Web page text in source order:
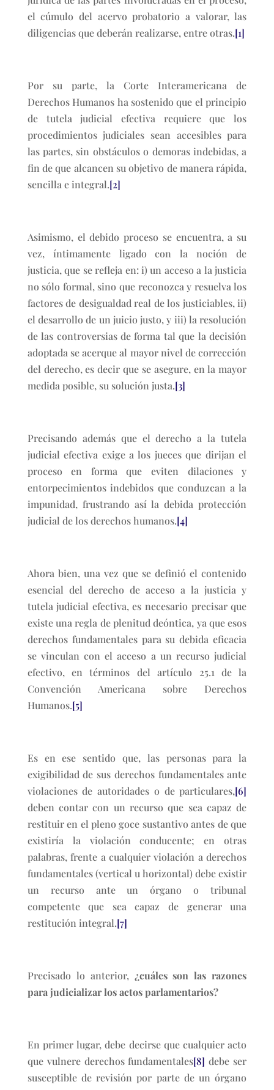
el cúmulo del acervo probatorio a valorar, las
diligencias que deberán realizarse, entre otras.[1]
Por su parte, la Corte Interamericana de
Derechos Humanos ha sostenido que el principio
de tutela judicial efectiva requiere que los
procedimientos judiciales sean accesibles para
las partes, sin obstáculos o demoras indebidas, a
fin de que alcancen su objetivo de manera rápida,
sencilla e integral.[2]
Asimismo, el debido proceso se encuentra, a su
vez, íntimamente ligado con la noción de
justicia, que se refleja en: i) un acceso a la justicia
no sólo formal, sino que reconozca y resuelva los
factores de desigualdad real de los justiciables, ii)
el desarrollo de un juicio justo, y iii) la resolución
de las controversias de forma tal que la decisión
adoptada se acerque al mayor nivel de corrección
del derecho, es decir que se asegure, en la mayor
medida posible, su solución justa.[3]
Precisando además que el derecho a la tutela
judicial efectiva exige a los jueces que dirijan el
proceso en forma que eviten dilaciones y
entorpecimientos indebidos que conduzcan a la
impunidad, frustrando así la debida protección
judicial de los derechos humanos.[4]
Ahora bien, una vez que se definió el contenido
esencial del derecho de acceso a la justicia y
tutela judicial efectiva, es necesario precisar que
existe una regla de plenitud deóntica, ya que esos
derechos fundamentales para su debida eficacia
se vinculan con el acceso a un recurso judicial
efectivo, en términos del artículo 25.1 de la
Convención Americana sobre Derechos
Humanos.[5]
Es en ese sentido que, las personas para la
exigibilidad de sus derechos fundamentales ante
violaciones de autoridades o de particulares,[6]
deben contar con un recurso que sea capaz de
restituir en el pleno goce sustantivo antes de que
existiría la violación conducente; en otras
palabras, frente a cualquier violación a derechos
fundamentales (vertical u horizontal) debe existir
un recurso ante un órgano o tribunal
competente que sea capaz de generar una
restitución integral.[7]
Precisado lo anterior, ¿cuáles son las razones
para judicializar los actos parlamentarios?
En primer lugar, debe decirse que cualquier acto
que vulnere derechos fundamentales[8] debe ser
susceptible de revisión por parte de un órgano